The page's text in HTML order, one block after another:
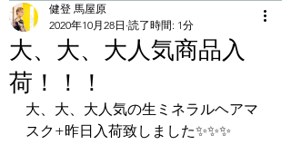
大、大、大人気商品入
荷！！！
健登 馬屋原
2020年10月28日 読了時間: 1分
大、大、大人気の生ミネラルヘアマ
スク+昨日入荷致しました✨✨✨